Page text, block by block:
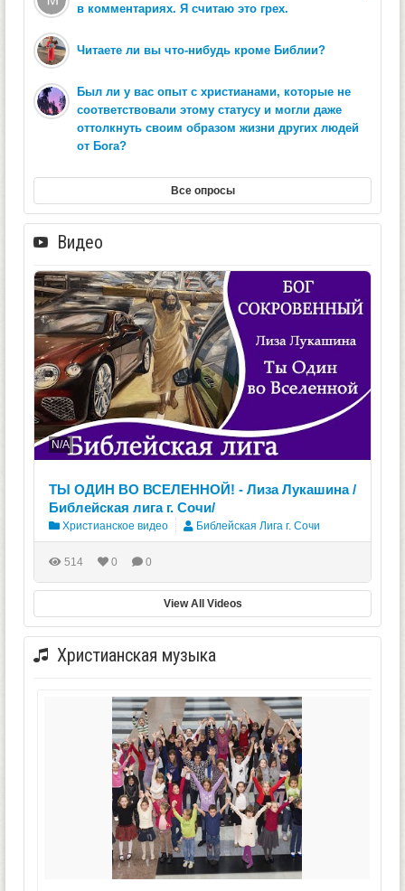
в комментариях. Я считаю это грех.
Читаете ли вы что-нибудь кроме Библии?
Был ли у вас опыт с христианами, которые не
соответствовали этому статусу и могли даже
оттолкнуть своим образом жизни других людей
от Бога?
Все опросы
Видео
N/A
ТЫ ОДИН ВО ВСЕЛЕННОЙ! - Лиза Лукашина /
Библейская лига г. Сочи/
Христианское видео Библейская Лига г. Сочи
514 0 0
View All Videos
Христианская музыка